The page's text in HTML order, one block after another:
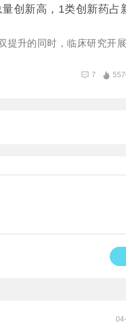
创新高，1类创新药占
提升的同时，临床研究开
7